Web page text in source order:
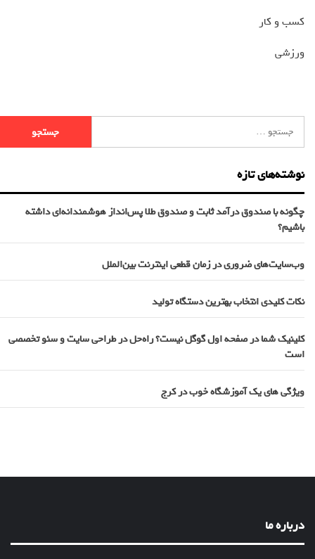
کسب و کار
ورزشی
نوشته‌های تازه
چگونه با صندوق درآمد ثابت و صندوق طلا پس‌انداز هوشمندانه‌ای داشته
باشیم؟
وب‌سایت‌های ضروری در زمان قطعی اینترنت بین‌الملل
نکات کلیدی انتخاب بهترین دستگاه تولید
کلینیک شما در صفحه اول گوگل نیست؟ راه‌حل در طراحی سایت و سئو تخصصی
است
ویژگی های یک آموزشگاه خوب در کرج
درباره ما